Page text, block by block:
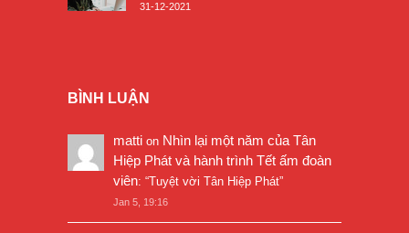
31-12-2021
BÌNH LUẬN
matti on Nhìn lại một năm của Tân
Hiệp Phát và hành trình Tết ấm đoàn
viên: “Tuyệt vời Tân Hiệp Phát”
Jan 5, 19:16